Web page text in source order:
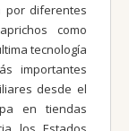
por diferentes
como
tecnología
importantes
desde el
en tiendas